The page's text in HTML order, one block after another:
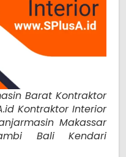
Barat Kontraktor
Kontraktor Interior
Makassar
Bali Kendari